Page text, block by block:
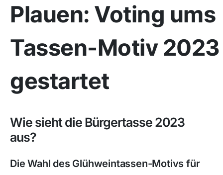
Plauen: Voting ums
Tassen-Motiv 2023
gestartet
Wie sieht die Bürgertasse 2023
aus?
Die Wahl des Glühweintassen-Motivs für